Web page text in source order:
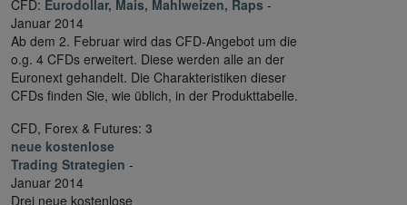
CFD: Eurodollar, Mais, Mahlweizen, Raps -
Januar 2014
Ab dem 2. Februar wird das CFD-Angebot um die
o.g. 4 CFDs erweitert. Diese werden alle an der
Euronext gehandelt. Die Charakteristiken dieser
CFDs finden Sie, wie üblich, in der Produkttabelle.
CFD, Forex & Futures: 3
neue kostenlose
Trading Strategien -
Januar 2014
Drei neue kostenlose